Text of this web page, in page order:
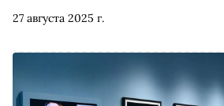
27 августа 2025 г.
на ближайшей неделе